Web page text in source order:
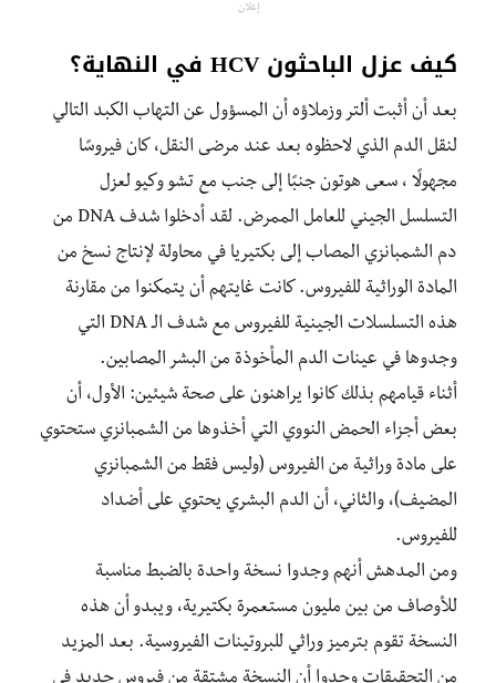
إعلان
كيف عزل الباحثون HCV في النهاية؟
بعد أن أثبت ألتر وزملاؤه أن المسؤول عن التهاب الكبد التالي
لنقل الدم الذي لاحظوه بعد عند مرضى النقل، كان فيروسًا
مجهولًا ، سعى هوتون جنبًا إلى جنب مع تشو وكيو لعزل
التسلسل الجيني للعامل الممرض. لقد أدخلوا شدف DNA من
دم الشمبانزي المصاب إلى بكتيريا في محاولة لإنتاج نسخ من
المادة الوراثية للفيروس. كانت غايتهم أن يتمكنوا من مقارنة
هذه التسلسلات الجينية للفيروس مع شدف الـ DNA التي
وجدوها في عينات الدم المأخوذة من البشر المصابين.
أثناء قيامهم بذلك كانوا يراهنون على صحة شيئين: الأول، أن
بعض أجزاء الحمض النووي التي أخذوها من الشمبانزي ستحتوي
على مادة وراثية من الفيروس (وليس فقط من الشمبانزي
المضيف)، والثاني، أن الدم البشري يحتوي على أضداد
للفيروس.
ومن المدهش أنهم وجدوا نسخة واحدة بالضبط مناسبة
للأوصاف من بين مليون مستعمرة بكتيرية، ويبدو أن هذه
النسخة تقوم بترميز وراثي للبروتينات الفيروسية. بعد المزيد